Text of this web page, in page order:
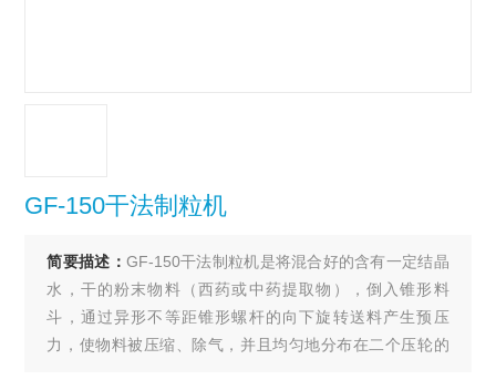
GF-150干法制粒机
简要描述： GF-150干法制粒机是将混合好的含有一定结晶
水，干的粉末物料（西药或中药提取物），倒入锥形料
斗，通过异形不等距锥形螺杆的向下旋转送料产生预压
力，使物料被压缩、除气，并且均匀地分布在二个压轮的